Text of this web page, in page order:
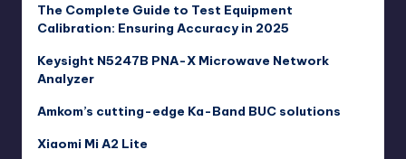
The Complete Guide to Test Equipment
Calibration: Ensuring Accuracy in 2025
Keysight N5247B PNA-X Microwave Network
Analyzer
Amkom’s cutting-edge Ka-Band BUC solutions
Xiaomi Mi A2 Lite